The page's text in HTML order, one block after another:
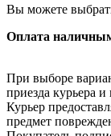
Вы можете
Оплата
При выборе
приезда курьера и
Курьер
предмет